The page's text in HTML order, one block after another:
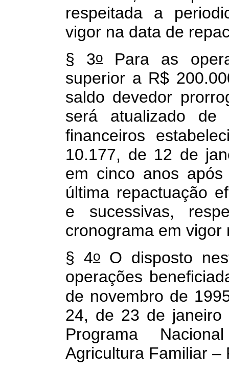
respeitada a
vigor na data de
§ 3oPara as
superior a R$
saldo devedor
será atualizado de
financeiros
10.177, de 12 de
em cinco anos
última repactuação
e sucessivas,
cronograma em vigor
§ 4oO disposto
operações
de novembro de
24, de 23 de
Programa
Agricultura Familiar –